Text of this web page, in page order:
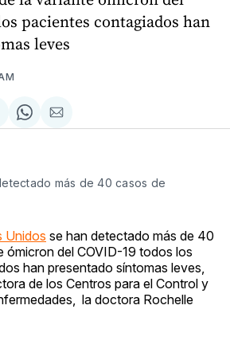
pacientes contagiados han
leves
Share
on
Compartir
via
más de 40 casos de
Unidos se han detectado más de 40
ómicron del COVID-19 todos los
han presentado síntomas leves,
de los Centros para el Control y
la doctora Rochelle